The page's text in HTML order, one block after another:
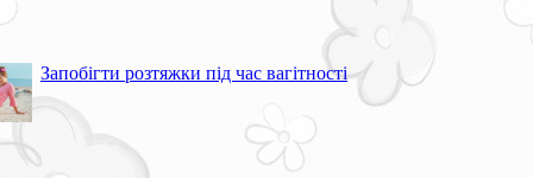
Запобігти розтяжки під час вагітності